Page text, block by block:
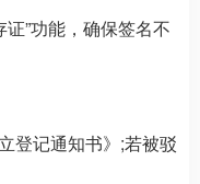
”功能，确保签名不
登记通知书》;若被驳